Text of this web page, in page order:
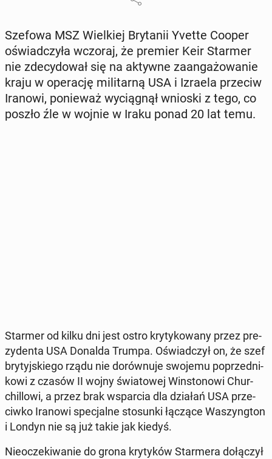
Szefowa MSZ Wiel­kiej Bry­ta­nii Yvette Cooper
oświad­czy­ła wczoraj, że premier Keir Starmer
nie zde­cy­do­wał się na aktywne za­an­ga­żo­wa­nie
kraju w ope­ra­cję mi­li­tar­ną USA i Izraela przeciw
Iranowi, po­nie­waż wy­cią­gnął wnioski z tego, co
poszło źle w wojnie w Iraku ponad 20 lat temu.
Starmer od kilku dni jest ostro kry­ty­ko­wa­ny przez pre­
zy­den­ta USA Donalda Trumpa. Oświad­czył on, że szef
bry­tyj­skie­go rządu nie do­rów­nu­je swojemu po­przed­ni­
ko­wi z czasów II wojny świa­to­wej Win­sto­no­wi Chur­
chil­lo­wi, a przez brak wspar­cia dla działań USA prze­
ciw­ko Iranowi spe­cjal­ne sto­sun­ki łączące Wa­szyng­ton
i Londyn nie są już takie jak kiedyś.
Nie­ocze­ki­wa­nie do grona kry­ty­ków Star­me­ra do­łą­czył